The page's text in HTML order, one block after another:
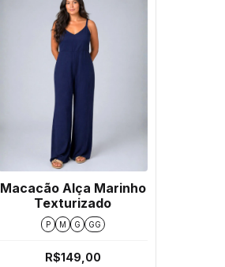
Macacão Alça Marinho
Texturizado
P M G GG
R$149,00